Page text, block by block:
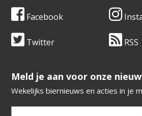
Facebook
Twitter RSS
​​​​​​​Meld je aan voor onze
Wekelijks biernieuws en acties in je